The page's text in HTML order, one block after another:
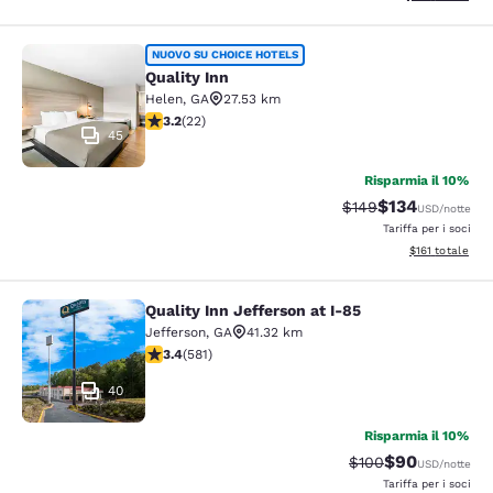
Quality Inn
45
NUOVO SU CHOICE HOTELS
Quality Inn
Helen, GA
27.53 km
Valutazione di 3.23 stelle. Buono. 22 recensioni
3.2(22)
Risparmia il 10%
Tariffa di barratura:
$149Tariffa
$134USD/notte
Tariffa per i soci
Visualizza i
$161 totale
Quality Inn Jefferson at I-85
40
Quality Inn Jefferson at I-85
Jefferson, GA
41.32 km
Valutazione di 3.42 stelle. Buono. 581 recensioni
3.4(581)
Risparmia il 10%
Tariffa di
$100Tariffa
$90USD/notte
Tariffa per i soci